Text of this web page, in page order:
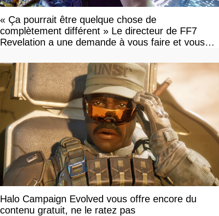
« Ça pourrait être quelque chose de
complètement différent » Le directeur de FF7
Revelation a une demande à vous faire et vous
Halo Campaign Evolved vous offre encore du
contenu gratuit, ne le ratez pas